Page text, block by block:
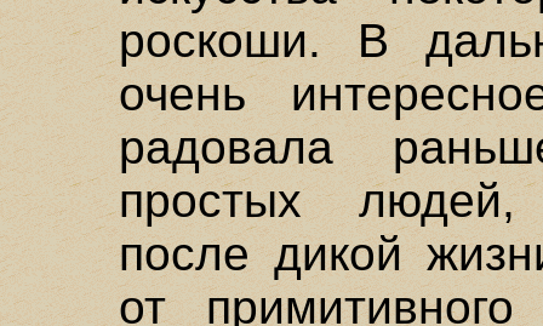
роскоши. В
очень
радовала
простых
после дикой
от